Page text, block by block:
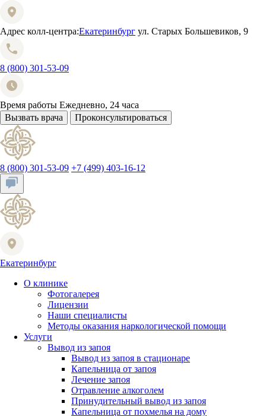
Адрес колл-центра:Екатеринбург ул. Старых Большевиков, 9
8 (800) 301-53-09
Время работы Ежедневно, 24 часа
Вызвать врача
Проконсультироваться
8 (800) 301-53-09 +7 (499) 403-16-12
Екатеринбург
О клинике
Фотогалерея
Лицензии
Наши специалисты
Методы оказания наркологической помощи
Услуги
Вывод из запоя
Вывод из запоя в стационаре
Капельница от запоя
Лечение запоя
Отравление алкоголем
Принудительный вывод из запоя
Капельница от похмелья на дому